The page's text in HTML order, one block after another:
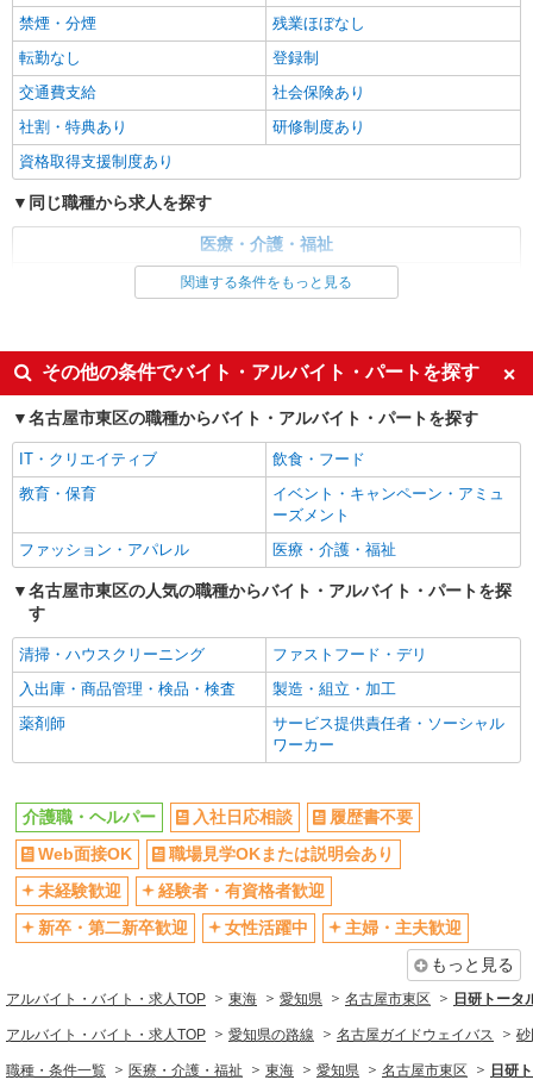
時給1500円〜2125円 ＜日払い有/週払い有/交
通費全支給(ガソリン代含む)＞
名古屋市東区｜今池駅⇒徒歩10分
キープ 詳細を見る
派遣社員
株式会社kotrio /●NG-H-1907504
につけて長く働く♪
時給1500円〜2150円 ＜日払い有/週払い有/交
通費全支給(ガソリン代含む)＞
キープ 詳細を見る
派遣社員
株式会社kotrio /●NG-H-2031061
今池駅＊年齢不問◎未経験から安定した業界
時給1500円〜2125円 ＜日払い有/週払い有/交
通費全支給(ガソリン代含む)＞
名古屋市東区｜今池駅⇒徒歩10分
キープ 詳細を見る
派遣社員
株式会社kotrio /●NG-H-2031168
今池駅｜日払いOK！日収1.1万円超え×サ高
住スタッフ！
通費全支給(ガソリン代含む)＞
名古屋市東区｜今池駅⇒徒歩10分
キープ
NEW
今池駅≫高収入！シニア向け高級マンション
職員募集＊.・：゜
禁煙・分煙
残業ほぼなし
転勤なし
登録制
交通費支給
社会保険あり
社割・特典あり
研修制度あり
資格取得支援制度あり
同じ職種から求人を探す
医療・介護・福祉
未経験歓迎
ミドル（40代～）活躍中
週2～3日勤務OK
深夜
交通費支給
社会保険あり
関連する条件をもっと見る
その他の条件でバイト・アルバイト・パートを探す
名古屋市東区の職種からバイト・アルバイト・パートを探す
IT・クリエイティブ
飲食・フード
教育・保育
イベント・キャンペーン・アミュ
ーズメント
ファッション・アパレル
医療・介護・福祉
名古屋市東区の人気の職種からバイト・アルバイト・パートを探
す
清掃・ハウスクリーニング
ファストフード・デリ
入出庫・商品管理・検品・検査
製造・組立・加工
薬剤師
サービス提供責任者・ソーシャル
ワーカー
介護職・ヘルパー 入社日応相談
履歴書不要
Web面接OK
職場見学OKまたは説明会あり
未経験歓迎
経験者・有資格者歓迎
新卒・第二新卒歓迎
女性活躍中
主婦・主夫歓迎
もっと見る
アルバイト・バイト・求人TOP 東海 愛知県 名古屋市東区 日研トータ
アルバイト・バイト・求人TOP 愛知県の路線 名古屋ガイドウェイバス
職種・条件一覧 医療・介護・福祉 東海 愛知県 名古屋市東区 日研